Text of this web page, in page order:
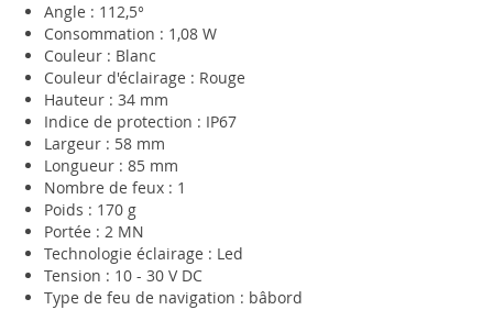
Angle : 112,5°
Consommation : 1,08 W
Couleur : Blanc
Couleur d'éclairage : Rouge
Hauteur : 34 mm
Indice de protection : IP67
Largeur : 58 mm
Longueur : 85 mm
Nombre de feux : 1
Poids : 170 g
Portée : 2 MN
Technologie éclairage : Led
Tension : 10 - 30 V DC
Type de feu de navigation : bâbord